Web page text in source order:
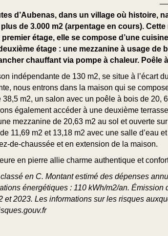
d’Aubenas, dans un village où histoire,
de 3.000 m2 (arpentage en cours).
premier étage, elle se compose d’une
étage : une mezzanine à usage
chauffant via pompe à chaleur. Poêle
indépendante de 130 m2, se situe à l’écart
nous entrons dans la maison qui se
38,5 m2, un salon avec un poêle à bois de 20,
également accéder à une deuxième
mezzanine de 20,63 m2 au sol et ouverte
11,69 m2 et 13,18 m2 avec une salle d’eau
de-chaussée et en extension de la maison.
en pierre allie charme authentique et
en C. Montant estimé des dépenses
énergétiques : 110 kWh/m2/an.
et 2023. Les informations sur les risques